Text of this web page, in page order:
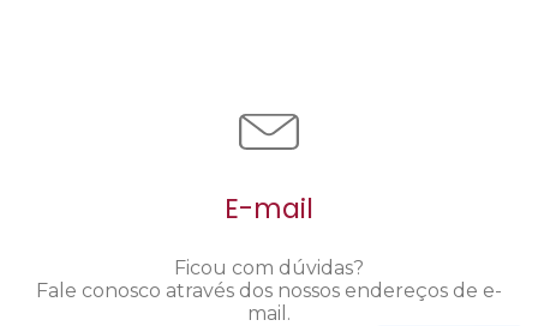
E-mail
Ficou com dúvidas?
Fale conosco através dos nossos endereços de e-
mail.